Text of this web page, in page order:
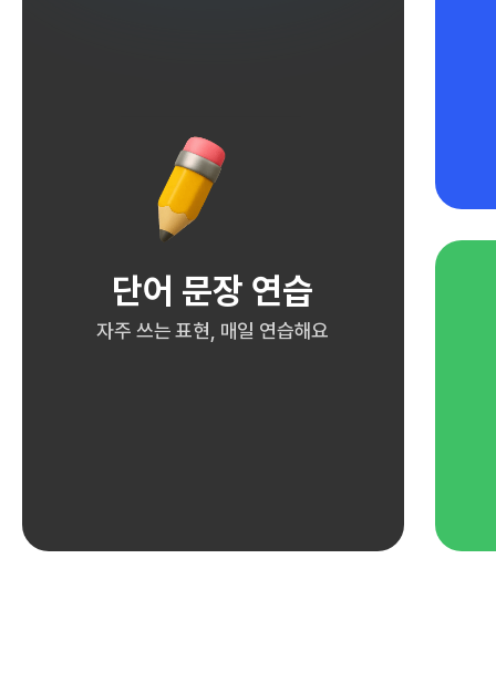
단어 문장 연습
자주 쓰는 표현, 매일 연습해요